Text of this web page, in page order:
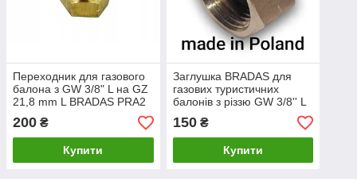
Переходник для газового
балона з GW 3/8" L на GZ
21,8 mm L BRADAS PRA2
200 ₴
Купити
Заглушка BRADAS для
газових туристичних
балонів з різзю GW 3/8'' L
(16 мм) MOSIADZ PRAZ1
150₴
Купити